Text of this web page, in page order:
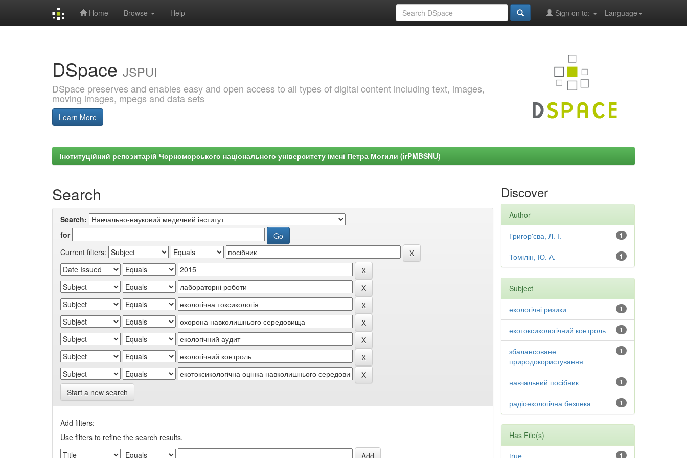
Home Browse Help Language
Sign on to:
DSpace JSPUI
DSpace preserves and enables easy and open access to all types of digital content including text, images,
moving images, mpegs and data sets
Learn More
Інституційний репозитарій Чорноморського національного університету імені Петра Могили (irPMBSNU)
Search
Search:
for
Current filters:
Start a new search
Add filters:
Use filters to refine the search results.
Discover
Author
1
Григор'єва, Л. І.
1
Томілін, Ю. А.
Subject
1
екологічні ризики
1
екотоксикологічний контроль
1
збалансоване
природокористування
1
навчальний посібник
1
радіоекологічна безпека
Has File(s)
1
true